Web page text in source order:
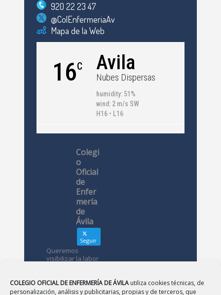
COLEGIO OFICIAL DE ENFERMERÍA DE ÁVILA utiliza cookies técnicas, de
personalización, análisis y publicitarias, propias y de terceros, que
920 22 23 47
@ColEnfermeriaAv
Mapa de la Web
16C Avila
Nubes Dispersas
humidity: 51%
wind: 2 m/s SW
H16 • L16
Colegi
o
Oficial
de
Enfer
mería
de
Ávila
Seguir
Queremos
visibilizar la labor
conoces?